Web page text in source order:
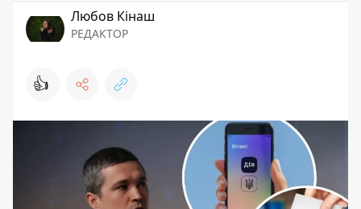
Любов Кінаш
РЕДАКТОР
👍